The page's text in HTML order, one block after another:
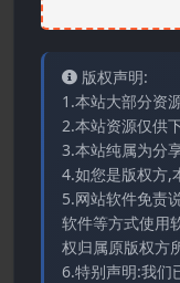
版权声明:
1.本站大部分资
2.本站资源仅供
3.本站纯属为分
4.如您是版权方,
5.网站软件免责
软件等方式使用
权归属原版权方
6.特别声明:我们